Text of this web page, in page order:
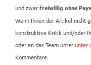
und zwar freiwillig ohne
Wenn Ihnen der Artikel nicht
konstruktive Kritik und/oder
oder an das Team unterunter
Kommentare.